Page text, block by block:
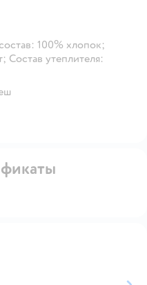
100% хлопок;
Состав утеплителя: